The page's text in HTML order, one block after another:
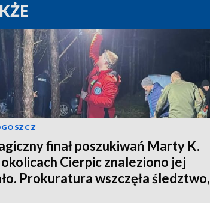
finał poszukiwań Marty K.
Cierpic znaleziono jej
Prokuratura wszczęła śledztwo,